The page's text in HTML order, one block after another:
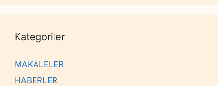
Kategoriler
MAKALELER
HABERLER